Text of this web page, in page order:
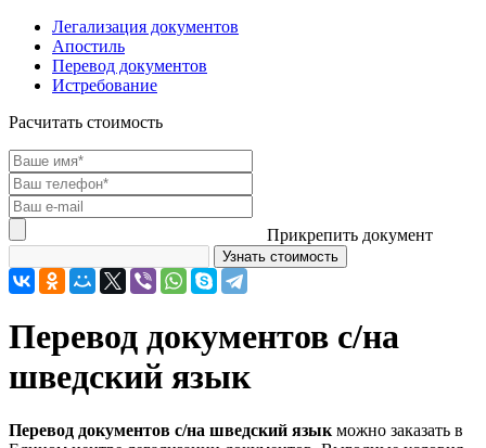
Легализация документов
Апостиль
Перевод документов
Истребование
Расчитать стоимость
Прикрепить документ
Перевод документов с/на
шведский язык
Перевод документов с/на шведский язык можно заказать в